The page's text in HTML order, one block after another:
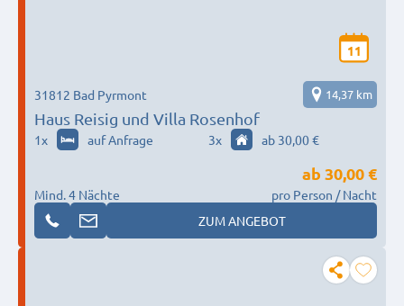
11
Haus Reisig und Villa Rosenhof
31812 Bad Pyrmont 14,37 km
1x auf Anfrage 3x ab 30,00 €
Mind. 4 Nächte
ab 30,00 €
pro Person / Nacht
ZUM ANGEBOT